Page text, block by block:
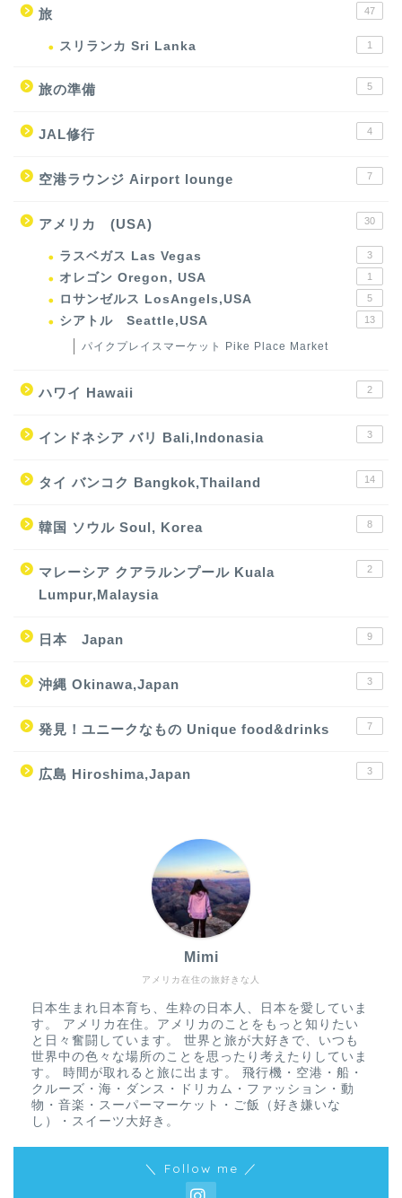
旅 47
スリランカ Sri Lanka 1
旅の準備 5
JAL修行 4
空港ラウンジ Airport lounge 7
アメリカ (USA) 30
ラスベガス Las Vegas 3
オレゴン Oregon, USA 1
ロサンゼルス LosAngels,USA 5
シアトル Seattle,USA 13
パイクプレイスマーケット Pike Place Market
ハワイ Hawaii 2
インドネシア バリ Bali,Indonasia 3
タイ バンコク Bangkok,Thailand 14
韓国 ソウル Soul, Korea 8
マレーシア クアラルンプール Kuala
Lumpur,Malaysia
2
日本 Japan 9
沖縄 Okinawa,Japan 3
発見！ユニークなもの Unique food&drinks 7
広島 Hiroshima,Japan 3
アメリカ在住の旅好きな人
Mimi
日本生まれ日本育ち、生粋の日本人、日本を愛していま
す。 アメリカ在住。アメリカのことをもっと知りたい
と日々奮闘しています。 世界と旅が大好きで、いつも
世界中の色々な場所のことを思ったり考えたりしていま
す。 時間が取れると旅に出ます。 飛行機・空港・船・
クルーズ・海・ダンス・ドリカム・ファッション・動
物・音楽・スーパーマーケット・ご飯（好き嫌いな
し）・スイーツ大好き。
＼ Follow me ／